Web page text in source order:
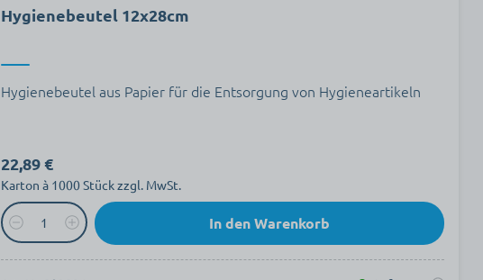
Hygienebeutel 12x28cm
Hygienebeutel aus Papier für die Entsorgung von Hygieneartikeln
22,89 €
Karton à 1000 Stück zzgl. MwSt.
In den Warenkorb